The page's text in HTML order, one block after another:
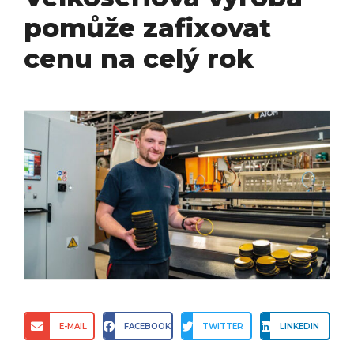
pomůže zafixovat
cenu na celý rok
E-MAIL FACEBOOK TWITTER LINKEDIN